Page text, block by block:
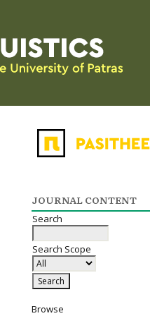
JOURNAL CONTENT
Search
Search Scope
Browse